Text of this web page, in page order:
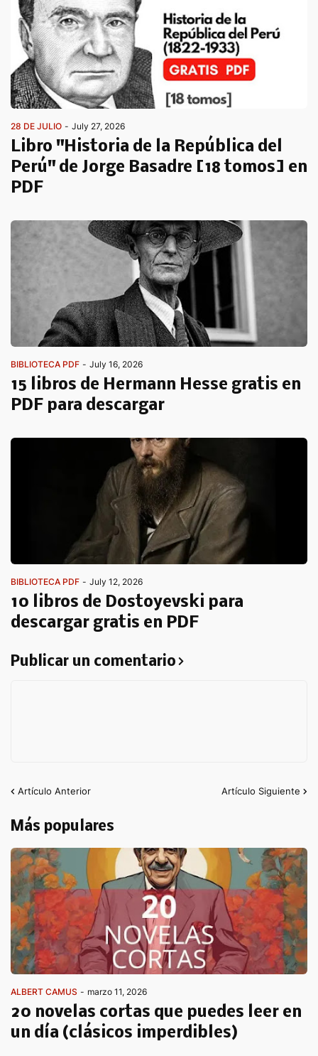
28 DE JULIO - July 27, 2026
Libro "Historia de la República del
Perú" de Jorge Basadre [18 tomos] en
PDF
BIBLIOTECA PDF - July 16, 2026
15 libros de Hermann Hesse gratis en
PDF para descargar
BIBLIOTECA PDF - July 12, 2026
10 libros de Dostoyevski para
descargar gratis en PDF
Publicar un comentario
Artículo Anterior Artículo Siguiente
Más populares
ALBERT CAMUS - marzo 11, 2026
20 novelas cortas que puedes leer en
un día (clásicos imperdibles)